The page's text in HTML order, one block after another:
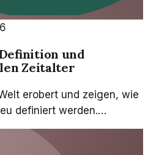
Definition und
Zeitalter
erobert und zeigen, wie
definiert werden.
ist ihre wahre